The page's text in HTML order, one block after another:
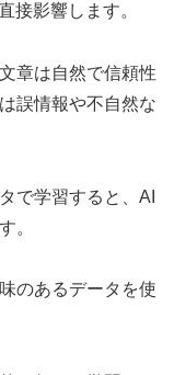
接影響します。
章は自然で信頼性
誤情報や不自然な
で学習すると、AI
。
のあるデータを使